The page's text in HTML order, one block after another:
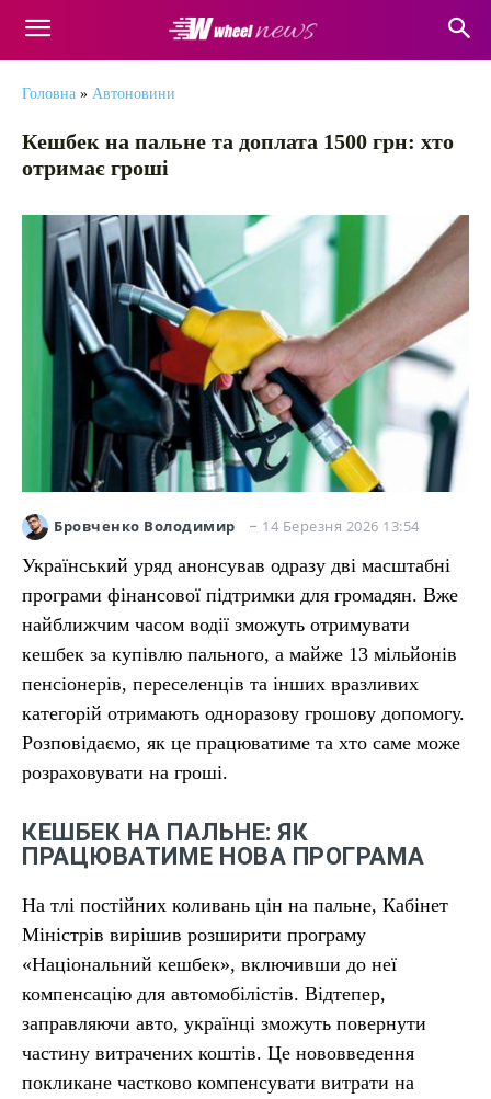
Головна » Автоновини
Кешбек на пальне та доплата 1500 грн: хто
отримає гроші
Бровченко Володимир 14 Березня 2026 13:54
Український уряд анонсував одразу дві масштабні
програми фінансової підтримки для громадян. Вже
найближчим часом водії зможуть отримувати
кешбек за купівлю пального, а майже 13 мільйонів
пенсіонерів, переселенців та інших вразливих
категорій отримають одноразову грошову допомогу.
Розповідаємо, як це працюватиме та хто саме може
розраховувати на гроші.
КЕШБЕК НА ПАЛЬНЕ: ЯК
ПРАЦЮВАТИМЕ НОВА ПРОГРАМА
На тлі постійних коливань цін на пальне, Кабінет
Міністрів вирішив розширити програму
«Національний кешбек», включивши до неї
компенсацію для автомобілістів. Відтепер,
заправляючи авто, українці зможуть повернути
частину витрачених коштів. Це нововведення
покликане частково компенсувати витрати на